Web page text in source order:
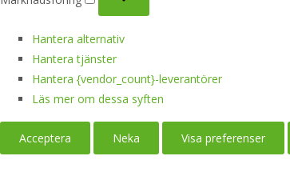
Hantera alternativ
Hantera tjänster
Hantera {vendor_count}-leverantörer
Läs mer om dessa syften
Acceptera Neka Visa preferenser